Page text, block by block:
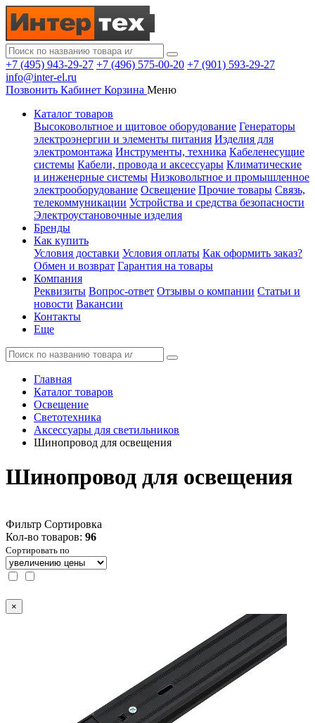
+7 (495) 943-29-27 +7 (496) 575-00-20 +7 (901) 593-29-27
info@inter-el.ru
Позвонить Кабинет Корзина Меню
Каталог товаров
Высоковольтное и щитовое оборудование Генераторы
электроэнергии и элементы питания Изделия для
электромонтажа Инструменты, техника Кабеленесущие
системы Кабели, провода и аксессуары Климатические
и инженерные системы Низковольтное и промышленное
электрооборудование Освещение Прочие товары Связь,
телекоммуникации Устройства и средства безопасности
Электроустановочные изделия
Бренды
Как купить
Условия доставки Условия оплаты Как оформить заказ?
Обмен и возврат Гарантия на товары
Компания
Реквизиты Вопрос-ответ Отзывы о компании Статьи и
новости Вакансии
Контакты
Еще
Главная
Каталог товаров
Освещение
Светотехника
Аксессуары для светильников
Шинопровод для освещения
Шинопровод для освещения
Фильтр Сортировка
Кол-во товаров: 96
Сортировать по
×